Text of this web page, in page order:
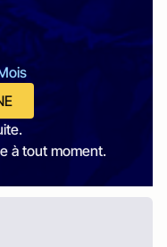
à tout moment.